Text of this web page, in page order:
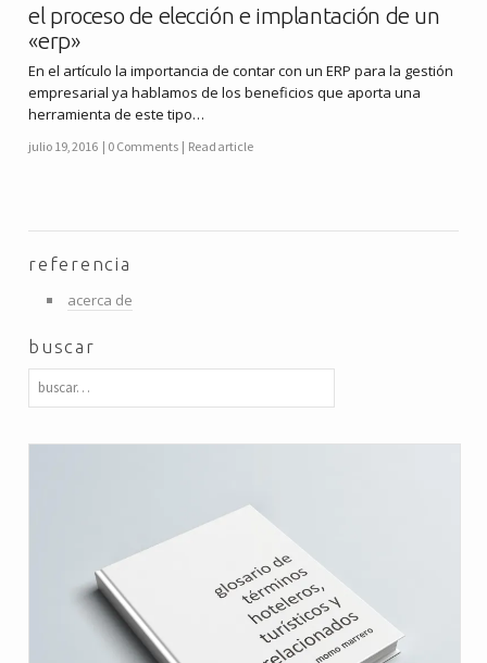
el proceso de elección e implantación de un
«erp»
En el artículo la importancia de contar con un ERP para la gestión
empresarial ya hablamos de los beneficios que aporta una
herramienta de este tipo…
julio 19, 2016 0 Comments Read article
referencia
acerca de
buscar